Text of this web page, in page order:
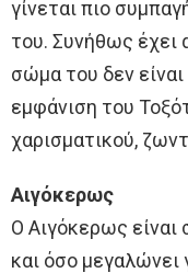
γίνεται πιο
του. Συνήθως έχει
σώμα του δεν είναι
εμφάνιση του
χαρισματικού,
Αιγόκερως
Ο Αιγόκερως
και όσο μεγαλώνει